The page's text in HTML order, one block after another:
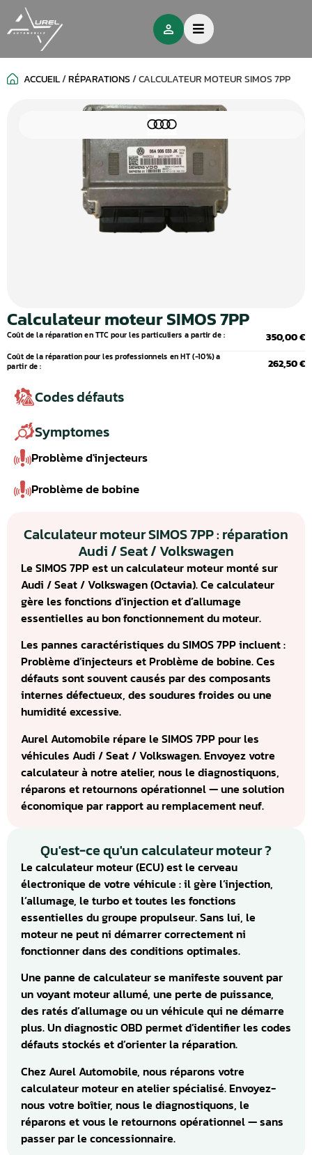
ACCUEIL/RÉPARATIONS/CALCULATEUR MOTEUR SIMOS 7PP
Calculateur moteur SIMOS 7PP
Coût de la réparation en TTC pour les particuliers a partir de : 350,00 €
Coût de la réparation pour les professionnels en HT (-10%) a
partir de : 262,50 €
Codes défauts
Symptomes
Problème d'injecteurs
Problème de bobine
Calculateur moteur SIMOS 7PP : réparation
Audi / Seat / Volkswagen
Le SIMOS 7PP est un calculateur moteur monté sur
Audi / Seat / Volkswagen (Octavia). Ce calculateur
gère les fonctions d’injection et d’allumage
essentielles au bon fonctionnement du moteur.
Les pannes caractéristiques du SIMOS 7PP incluent :
Problème d’injecteurs et Problème de bobine. Ces
défauts sont souvent causés par des composants
internes défectueux, des soudures froides ou une
humidité excessive.
Aurel Automobile répare le SIMOS 7PP pour les
véhicules Audi / Seat / Volkswagen. Envoyez votre
calculateur à notre atelier, nous le diagnostiquons,
réparons et retournons opérationnel — une solution
économique par rapport au remplacement neuf.
Qu'est-ce qu'un calculateur moteur ?
Le calculateur moteur (ECU) est le cerveau
électronique de votre véhicule : il gère l’injection,
l’allumage, le turbo et toutes les fonctions
essentielles du groupe propulseur. Sans lui, le
moteur ne peut ni démarrer correctement ni
fonctionner dans des conditions optimales.
Une panne de calculateur se manifeste souvent par
un voyant moteur allumé, une perte de puissance,
des ratés d’allumage ou un véhicule qui ne démarre
plus. Un diagnostic OBD permet d’identifier les codes
défauts stockés et d’orienter la réparation.
Chez Aurel Automobile, nous réparons votre
calculateur moteur en atelier spécialisé. Envoyez-
nous votre boîtier, nous le diagnostiquons, le
réparons et vous le retournons opérationnel — sans
passer par le concessionnaire.